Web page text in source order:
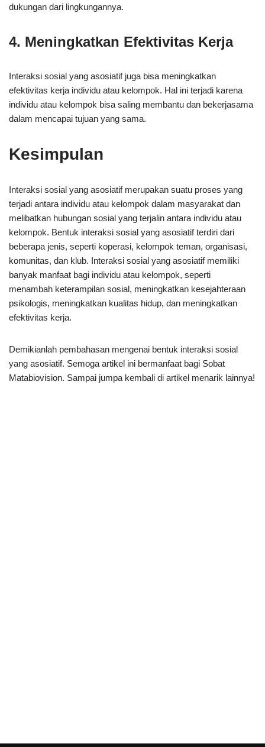
dukungan dari lingkungannya.
4. Meningkatkan Efektivitas Kerja
Interaksi sosial yang asosiatif juga bisa meningkatkan
efektivitas kerja individu atau kelompok. Hal ini terjadi karena
individu atau kelompok bisa saling membantu dan bekerjasama
dalam mencapai tujuan yang sama.
Kesimpulan
Interaksi sosial yang asosiatif merupakan suatu proses yang
terjadi antara individu atau kelompok dalam masyarakat dan
melibatkan hubungan sosial yang terjalin antara individu atau
kelompok. Bentuk interaksi sosial yang asosiatif terdiri dari
beberapa jenis, seperti koperasi, kelompok teman, organisasi,
komunitas, dan klub. Interaksi sosial yang asosiatif memiliki
banyak manfaat bagi individu atau kelompok, seperti
menambah keterampilan sosial, meningkatkan kesejahteraan
psikologis, meningkatkan kualitas hidup, dan meningkatkan
efektivitas kerja.
Demikianlah pembahasan mengenai bentuk interaksi sosial
yang asosiatif. Semoga artikel ini bermanfaat bagi Sobat
Matabiovision. Sampai jumpa kembali di artikel menarik lainnya!